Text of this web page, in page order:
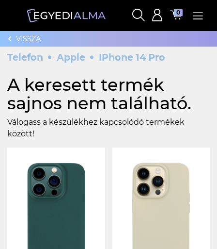
0
VISSZA
Telefon Apple IPhone 14 Pro
A keresett termék
sajnos nem található.
Válogass a készülékhez kapcsolódó termékek
között!